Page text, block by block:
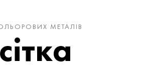
МЕТАЛІВ